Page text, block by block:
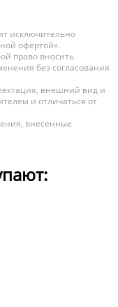
исключительно
офертой».
право вносить
без согласования
внешний вид и
и отличаться от
внесенные